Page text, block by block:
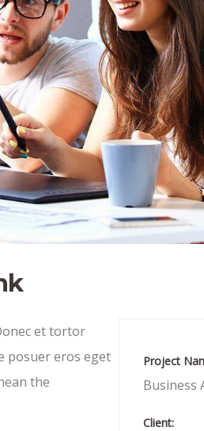
Project
Business
Client:
et tortor
posuer eros eget
the